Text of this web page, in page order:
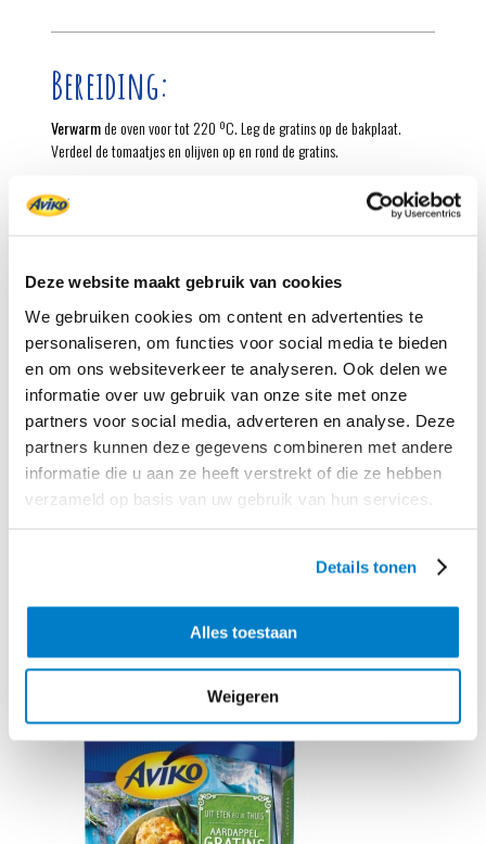
Deze website maakt gebruik van cookies
We gebruiken cookies om content en advertenties te
personaliseren, om functies voor social media te bieden
en om ons websiteverkeer te analyseren. Ook delen we
informatie over uw gebruik van onze site met onze
partners voor social media, adverteren en analyse. Deze
partners kunnen deze gegevens combineren met andere
informatie die u aan ze heeft verstrekt of die ze hebben
verzameld op basis van uw gebruik van hun services.
Details tonen
Alles toestaan
Weigeren
Bereiding:
Verwarmde oven voor tot 220 ºC. Leg de gratins op de bakplaat.
Verdeel de tomaatjes en olijven op en rond de gratins.
Bak
de gratins in de voorverwarmde oven in 20-25 minuten goudbruin
en gaar.
zout en peper en bak ze in 5 minuten aan beide kanten bruin. Maal
intussen in de hakmolen de amandelen fijn.
Neemde kipfilets uit de pan. Verhit nogmaals 2 eetlepels olijfolie in de
pan. Fruit de knoflook met de amandelen 1 minuut. Bestrooi met de
bloem.
Schenkde wijn en vervolgens de bouillon al roerend in de pan. Breng
aan de kook en blijf roeren tot een gebonden saus ontstaat. Leg de
kipfilets en de tijm in de saus en smoor de kip in nog 5-8 minuten
gaar. Kook de broccoli in 5 minuten knapperig gaar.
Benodigd product